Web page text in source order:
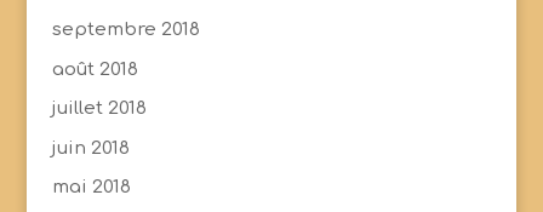
septembre 2018
août 2018
juillet 2018
juin 2018
mai 2018